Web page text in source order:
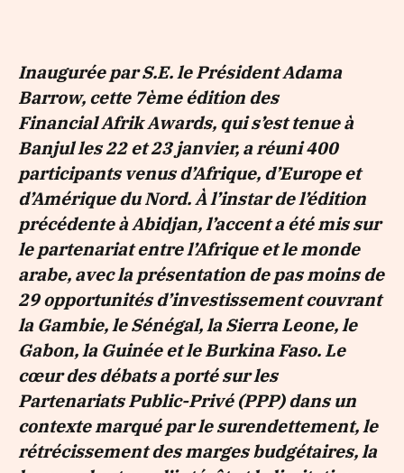
Inaugurée par S.E. le Président Adama
Barrow, cette 7ème édition des
FinancialAfrikAwards, qui s’est tenue à
Banjul les 22 et 23 janvier, a réuni 400
participants venus d’Afrique, d’Europe et
d’Amérique du Nord. À l’instar de l’édition
précédente à Abidjan, l’accent a été mis sur
le partenariat entre l’Afrique et le monde
arabe, avec la présentation de pas moins de
29 opportunités d’investissement couvrant
la Gambie, le Sénégal, la Sierra Leone, le
Gabon, la Guinée et le Burkina Faso. Le
cœur des débats a porté sur les
Partenariats Public-Privé (PPP) dans un
contexte marqué par le surendettement, le
rétrécissement des marges budgétaires, la